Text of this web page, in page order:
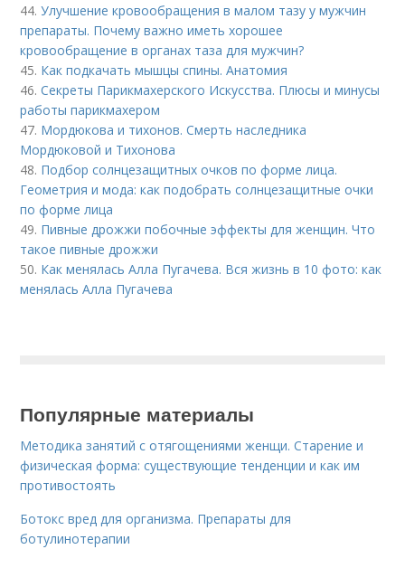
44.Улучшение кровообращения в малом тазу у мужчин
препараты. Почему важно иметь хорошее
кровообращение в органах таза для мужчин?
45. Как подкачать мышцы спины. Анатомия
46.Секреты Парикмахерского Искусства. Плюсы и минусы
работы парикмахером
47. Мордюкова и тихонов. Смерть наследника
Мордюковой и Тихонова
48. Подбор солнцезащитных очков по форме лица.
Геометрия и мода: как подобрать солнцезащитные очки
по форме лица
49. Пивные дрожжи побочные эффекты для женщин. Что
такое пивные дрожжи
50. Как менялась Алла Пугачева. Вся жизнь в 10 фото: как
менялась Алла Пугачева
Популярные материалы
Методика занятий с отягощениями женщи. Старение и
физическая форма: существующие тенденции и как им
противостоять
Ботокс вред для организма. Препараты для
ботулинотерапии